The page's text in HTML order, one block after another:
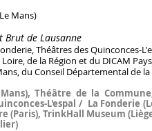
Mans)
Brut de Lausanne
Théâtres des Quinconces-
de la Région et du DICAM
du Conseil Départemental de
Théâtre de la
L'espal / La Fonderie
(Paris), TrinkHall Museum